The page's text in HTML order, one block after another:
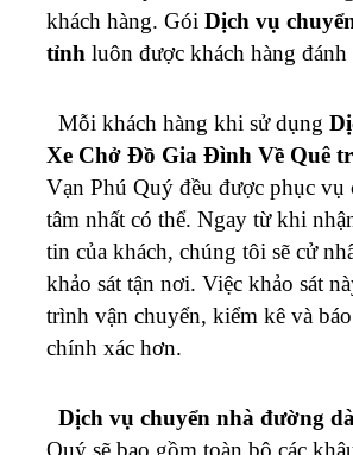
Xe Chở Đồ Gia Đình Về Quê
Vạn Phú Quý đều được phục vụ
tin của khách, chúng tôi sẽ cử
khảo sát tận nơi. Việc khảo sát
trình vận chuyển, kiểm kê và
chính xác hơn.
Dịch vụ chuyển nhà đường
Quý sẽ bao gồm toàn bộ các
vận chuyển và sắp xếp đồ dùng
nhà và quãng đường vận
báo giá chính xác cho khách